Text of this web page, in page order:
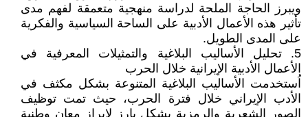
ويبرز الحاجة الملحة لدراسة منهجية متعمقة لفهم مدى
تأثير هذه الأعمال الأدبية على الساحة السياسية والفكرية
على المدى الطويل.
5. تحليل الأساليب البلاغية والتمثيلات المعرفية في
الأعمال الأدبية الإيرانية خلال الحرب
اُستخدمت الأساليب البلاغية المتنوعة بشكل مكثف في
الأدب الإيراني خلال فترة الحرب، حيث تمت توظيف
الصور الشعرية والرمزية بشكل بارز لإبراز معانٍ وطنية